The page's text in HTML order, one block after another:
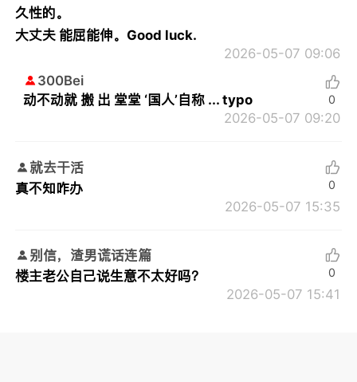
久性的。
大丈夫 能屈能伸。Good luck.
2026-05-07 09:06
300Bei
动不动就 搬 出 堂堂 ‘国人’自称 ... typo
2026-05-07 09:20
0
就去干活
真不知咋办
2026-05-07 15:35
0
别信，渣男谎话连篇
楼主老公自己说生意不太好吗？
2026-05-07 15:41
0